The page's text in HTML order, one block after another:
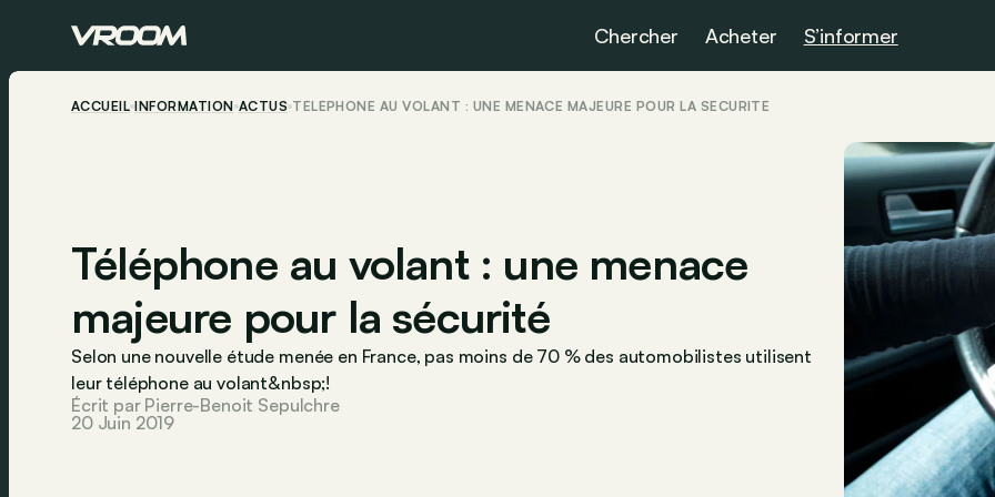
Chercher Acheter S’informer
ACCUEIL INFORMATION ACTUS TÉLÉPHONE AU VOLANT : UNE MENACE MAJEURE POUR LA SÉCURITÉ
Téléphone au volant : une menace
majeure pour la sécurité
Selon une nouvelle étude menée en France, pas moins de 70 % des automobilistes utilisent
leur téléphone au volant&nbsp;!
Écrit par Pierre-Benoit Sepulchre
20 Juin 2019